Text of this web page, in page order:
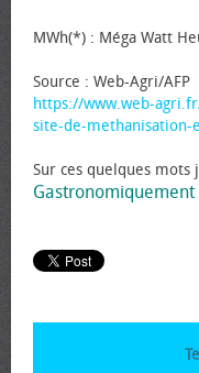
MWh(*) : Méga Watt
Source : Web-Agri/AFP
https://www.web-
site-de-methanisation-
Sur ces quelques mots
Gastronomiquement